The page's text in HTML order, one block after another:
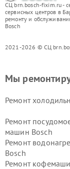
СЦ brn.bosch-fixim.ru -
сервисных центров в
ремонту и
Bosch
2021-2026 © СЦ
Мы
Ремонт
Ремонт
машин Bosch
Ремонт
Bosch
Ремонт